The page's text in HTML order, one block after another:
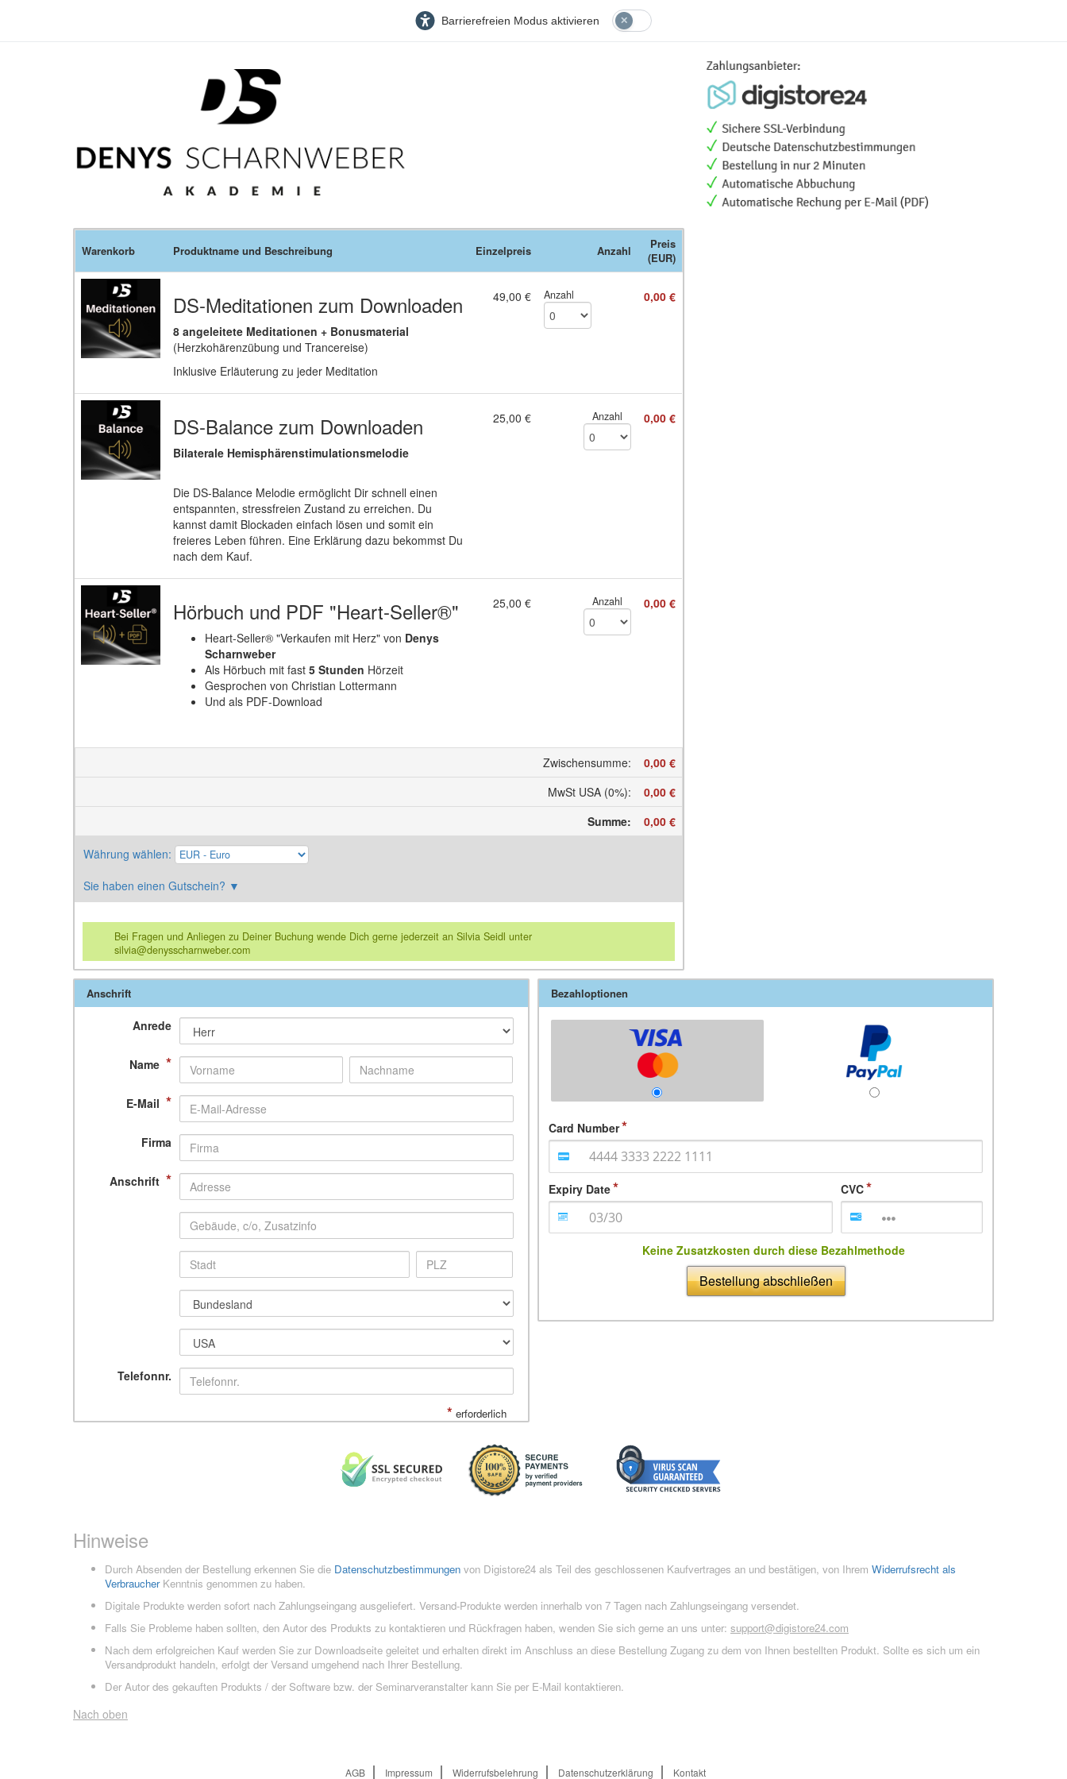
Barrierefreien Modus aktivieren
Warenkorb Produktname und Beschreibung Einzelpreis Anzahl
Preis
(EUR)
DS-Meditationen zum Downloaden
8 angeleitete Meditationen + Bonusmaterial
(Herzkohärenzübung und Trancereise)
Inklusive Erläuterung zu jeder Meditation
49,00 € Anzahl 0,00 €
DS-Balance zum Downloaden
Bilaterale Hemisphärenstimulationsmelodie
Die DS-Balance Melodie ermöglicht Dir schnell einen
entspannten, stressfreien Zustand zu erreichen. Du
kannst damit Blockaden einfach lösen und somit ein
freieres Leben führen. Eine Erklärung dazu bekommst Du
nach dem Kauf.
25,00 € Anzahl 0,00 €
Hörbuch und PDF "Heart-Seller®"
Heart-Seller® "Verkaufen mit Herz" von Denys
Scharnweber
Als Hörbuch mit fast 5 Stunden Hörzeit
Gesprochen von Christian Lottermann
Und als PDF-Download
25,00 € Anzahl 0,00 €
Zwischensumme:
0,00 €
MwSt USA (0%):
0,00 €
Summe: 0,00 €
Währung wählen:
Sie haben einen Gutschein? ▼
Bei Fragen und Anliegen zu Deiner Buchung wende Dich gerne jederzeit an Silvia Seidl unter
silvia@denysscharnweber.com
Anschrift
Anrede
Name *
E-Mail *
Firma
Anschrift *
Telefonnr.
* erforderlich
Bezahloptionen
Card Number
Expiry Date CVC
Keine Zusatzkosten durch diese Bezahlmethode
Bestellung abschließen
Hinweise
Durch Absenden der Bestellung erkennen Sie die Datenschutzbestimmungen von Digistore24 als Teil des geschlossenen Kaufvertrages an und bestätigen, von Ihrem Widerrufsrecht als
VerbraucherKenntnis genommen zu haben.
Digitale Produkte werden sofort nach Zahlungseingang ausgeliefert. Versand-Produkte werden innerhalb von 7 Tagen nach Zahlungseingang versendet.
Falls Sie Probleme haben sollten, den Autor des Produkts zu kontaktieren und Rückfragen haben, wenden Sie sich gerne an uns unter: support@digistore24.com
Nach dem erfolgreichen Kauf werden Sie zur Downloadseite geleitet und erhalten direkt im Anschluss an diese Bestellung Zugang zu dem von Ihnen bestellten Produkt. Sollte es sich um ein
Versandprodukt handeln, erfolgt der Versand umgehend nach Ihrer Bestellung.
Der Autor des gekauften Produkts / der Software bzw. der Seminarveranstalter kann Sie per E-Mail kontaktieren.
Nach oben
AGB Impressum Widerrufsbelehrung Datenschutzerklärung Kontakt